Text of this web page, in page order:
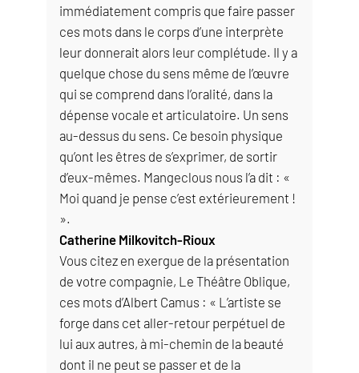
immédiatement compris que faire passer
ces mots dans le corps d’une interprète
leur donnerait alors leur complétude. Il y a
quelque chose du sens même de l’œuvre
qui se comprend dans l’oralité, dans la
dépense vocale et articulatoire. Un sens
au-dessus du sens. Ce besoin physique
qu’ont les êtres de s’exprimer, de sortir
d’eux-mêmes. Mangeclous nous l’a dit : «
Moi quand je pense c’est extérieurement !
».
Catherine Milkovitch-Rioux
Vous citez en exergue de la présentation
de votre compagnie, Le Théâtre Oblique,
ces mots d’Albert Camus : « L’artiste se
forge dans cet aller-retour perpétuel de
lui aux autres, à mi-chemin de la beauté
dont il ne peut se passer et de la